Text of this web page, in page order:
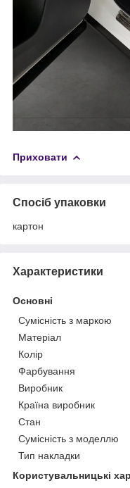
Приховати
Спосіб упаковки
картон
Характеристики
Основні
Сумісність з маркою
Матеріал
Колір
Фарбування
Виробник
Країна виробник
Стан
Сумісність з моделлю
Тип накладки
Користувальницькі